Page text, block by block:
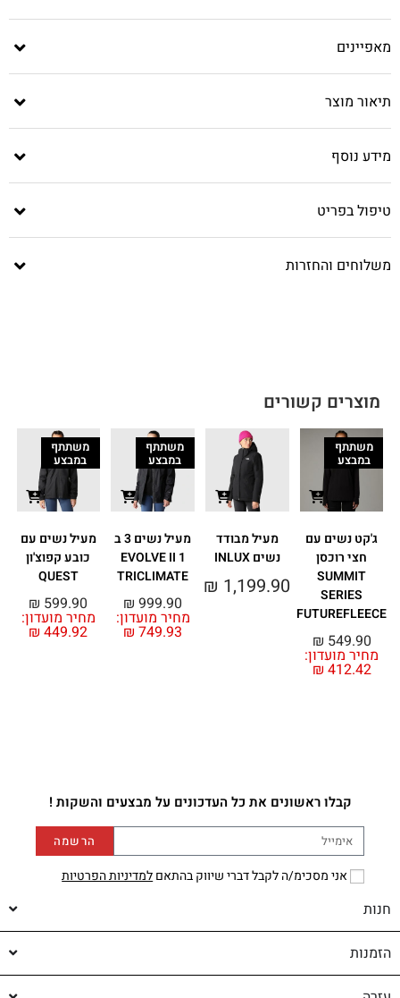
מאפיינים
תיאור מוצר
מידע נוסף
טיפול בפריט
משלוחים והחזרות
מוצרים קשורים
משתתף
במבצע
ג'קט נשים עם
חצי רוכסן
SUMMIT
SERIES
FUTUREFLEECE
מחיר מועדון:
₪ 412.42
₪ 549.90
מעיל מבודד
נשים INLUX
₪ 1,199.90
משתתף
במבצע
מעיל נשים 3 ב
1 EVOLVE II
TRICLIMATE
מחיר מועדון:
₪ 749.93
₪ 999.90
משתתף
במבצע
מעיל נשים עם
כובע קפוצ'ון
QUEST
מחיר מועדון:
₪ 449.92
₪ 599.90
קבלו ראשונים את כל העדכונים על מבצעים והשקות !
אני מסכימ/ה לקבל דברי שיווק בהתאםלמדיניות הפרטיות
הרשמה
חנות
הזמנות